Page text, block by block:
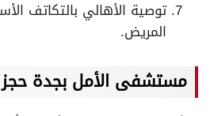
توصية الأهالي بالتكاتف
المريض.
مستشفى الأمل بجدة